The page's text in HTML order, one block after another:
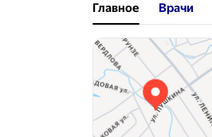
Главное Врачи